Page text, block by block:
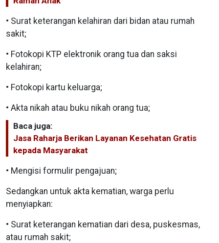
• Surat keterangan kelahiran dari bidan atau rumah
sakit;
• Fotokopi KTP elektronik orang tua dan saksi
kelahiran;
• Fotokopi kartu keluarga;
• Akta nikah atau buku nikah orang tua;
Baca juga:
Jasa Raharja Berikan Layanan Kesehatan Gratis
kepada Masyarakat
• Mengisi formulir pengajuan;
Sedangkan untuk akta kematian, warga perlu
menyiapkan:
• Surat keterangan kematian dari desa, puskesmas,
atau rumah sakit;